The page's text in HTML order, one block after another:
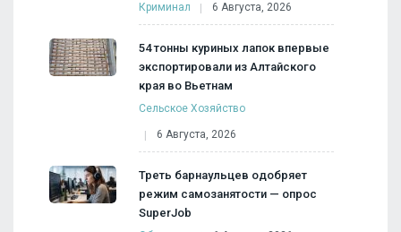
Криминал 6 Августа, 2026
54 тонны куриных лапок впервые
экспортировали из Алтайского
края во Вьетнам
Сельское Хозяйство
6 Августа, 2026
Треть барнаульцев одобряет
режим самозанятости — опрос
SuperJob